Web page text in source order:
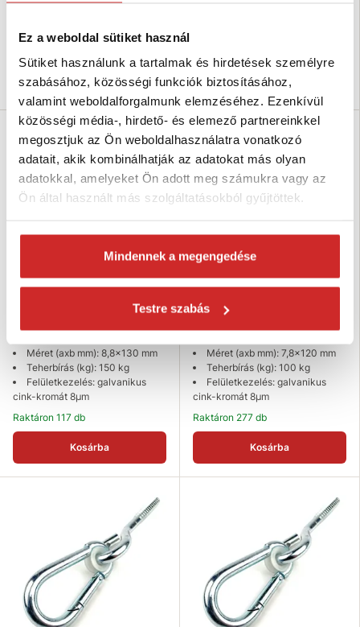
Ez a weboldal sütiket használ
Sütiket használunk a tartalmak és hirdetések személyre
szabásához, közösségi funkciók biztosításához,
valamint weboldalforgalmunk elemzéséhez. Ezenkívül
közösségi média-, hirdető- és elemező partnereinkkel
megosztjuk az Ön weboldalhasználatra vonatkozó
adatait, akik kombinálhatják az adatokat más olyan
adatokkal, amelyeket Ön adott meg számukra vagy az
Ön által használt más szolgáltatásokból gyűjtöttek.
Mindennek a megengedése
Testre szabás
Kosárba Kosárba
432 Ft
Méret (axb mm): 8,8x130 mm
Teherbírás (kg): 150 kg
Felületkezelés: galvanikus
cink-kromát 8µm
Raktáron 117 db
Kosárba
zn 7,8x120mm
356 Ft
Méret (axb mm): 7,8x120 mm
Teherbírás (kg): 100 kg
Felületkezelés: galvanikus
cink-kromát 8µm
Raktáron 277 db
Kosárba